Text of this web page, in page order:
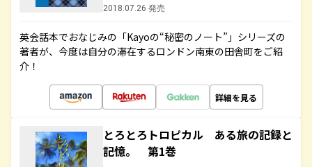
2018.07.26 発売
英会話本でおなじみの「Kayoの“秘密のノート”」シリーズの
著者が、今度は自分の滞在するロンドン南東の田舎町をご紹
介！
詳細を見る
とろとろトロピカル ある旅の記録と
記憶。 第1巻